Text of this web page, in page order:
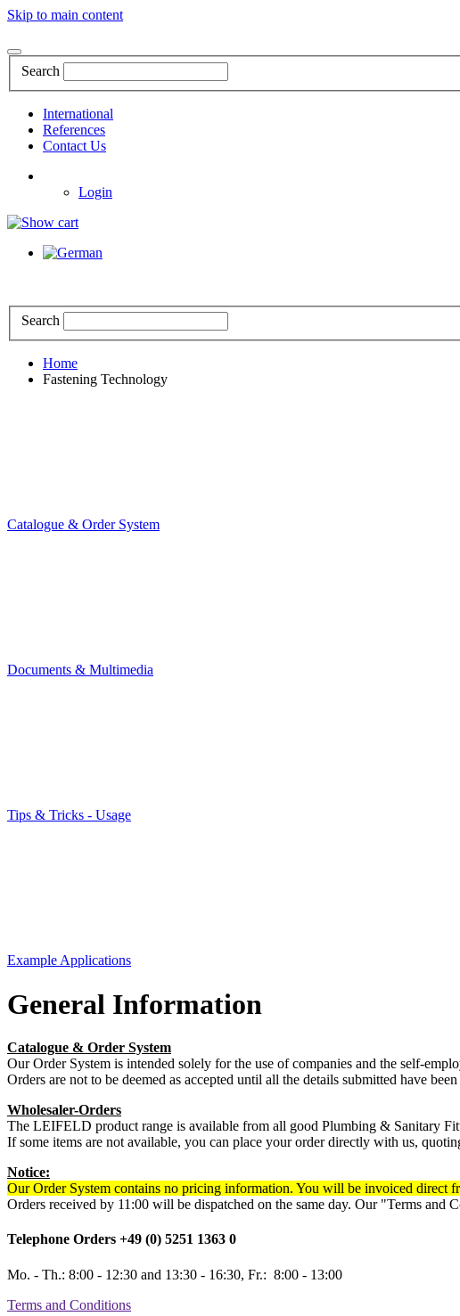
Skip to main content
Search
International
References
Contact Us
Login
Search
Home
Fastening Technology
Catalogue & Order System
Documents & Multimedia
Tips & Tricks - Usage
Example Applications
General Information
Catalogue & Order System
Our Order System is intended solely for the use of companies and the self-
Orders are not to be deemed as accepted until all the details submitted have
Wholesaler-Orders
The LEIFELD product range is available from all good Plumbing & Sanitary
If some items are not available, you can place your order directly with us,
Notice:
Our Order System contains no pricing information. You will be invoiced direct
Orders received by 11:00 will be dispatched on the same day. Our "Terms and
Telephone Orders +49 (0) 5251 1363 0
Mo. - Th.: 8:00 - 12:30 and 13:30 - 16:30, Fr.: 8:00 - 13:00
Terms and Conditions